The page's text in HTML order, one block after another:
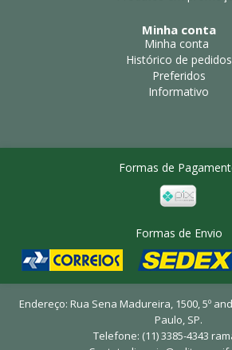
Minha conta
Minha conta
Histórico de pedidos
Preferidos
Informativo
Formas de
Formas de Envio
Endereço: Rua Sena Madureira, 1500, 5º
Paulo, SP.
Telefone: (11) 3385-4343